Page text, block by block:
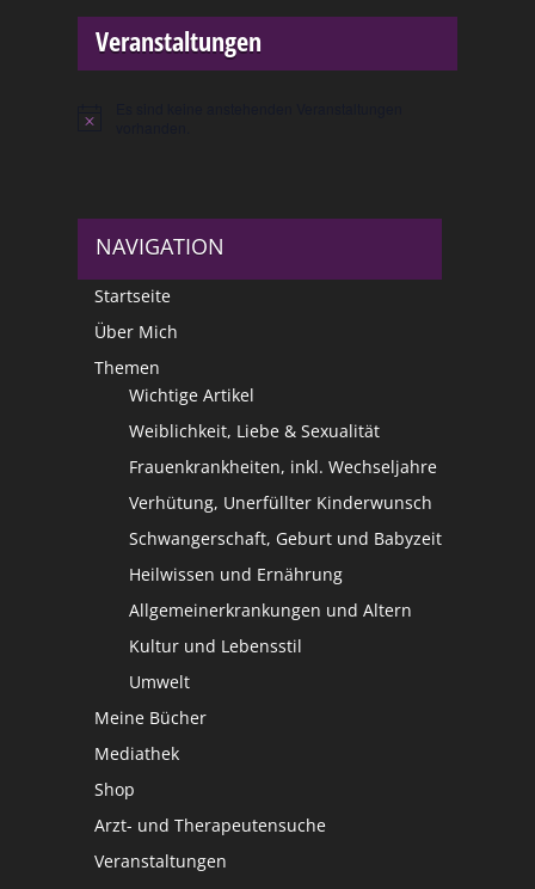
Veranstaltungen
Hinweis
NAVIGATION
Startseite
Über Mich
Themen
Wichtige Artikel
Weiblichkeit, Liebe & Sexualität
Frauenkrankheiten, inkl. Wechseljahre
Verhütung, Unerfüllter Kinderwunsch
Schwangerschaft, Geburt und Babyzeit
Heilwissen und Ernährung
Allgemeinerkrankungen und Altern
Kultur und Lebensstil
Umwelt
Meine Bücher
Mediathek
Shop
Arzt- und Therapeutensuche
Veranstaltungen